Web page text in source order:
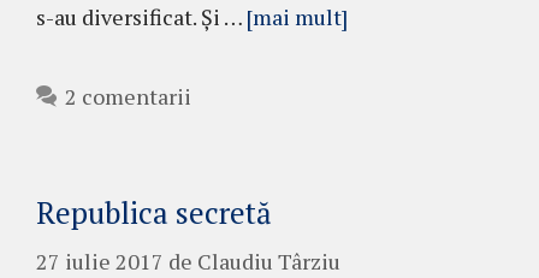
s-au diversificat. Și … [mai mult]
2 comentarii
Republica secretă
27 iulie 2017 de Claudiu Târziu